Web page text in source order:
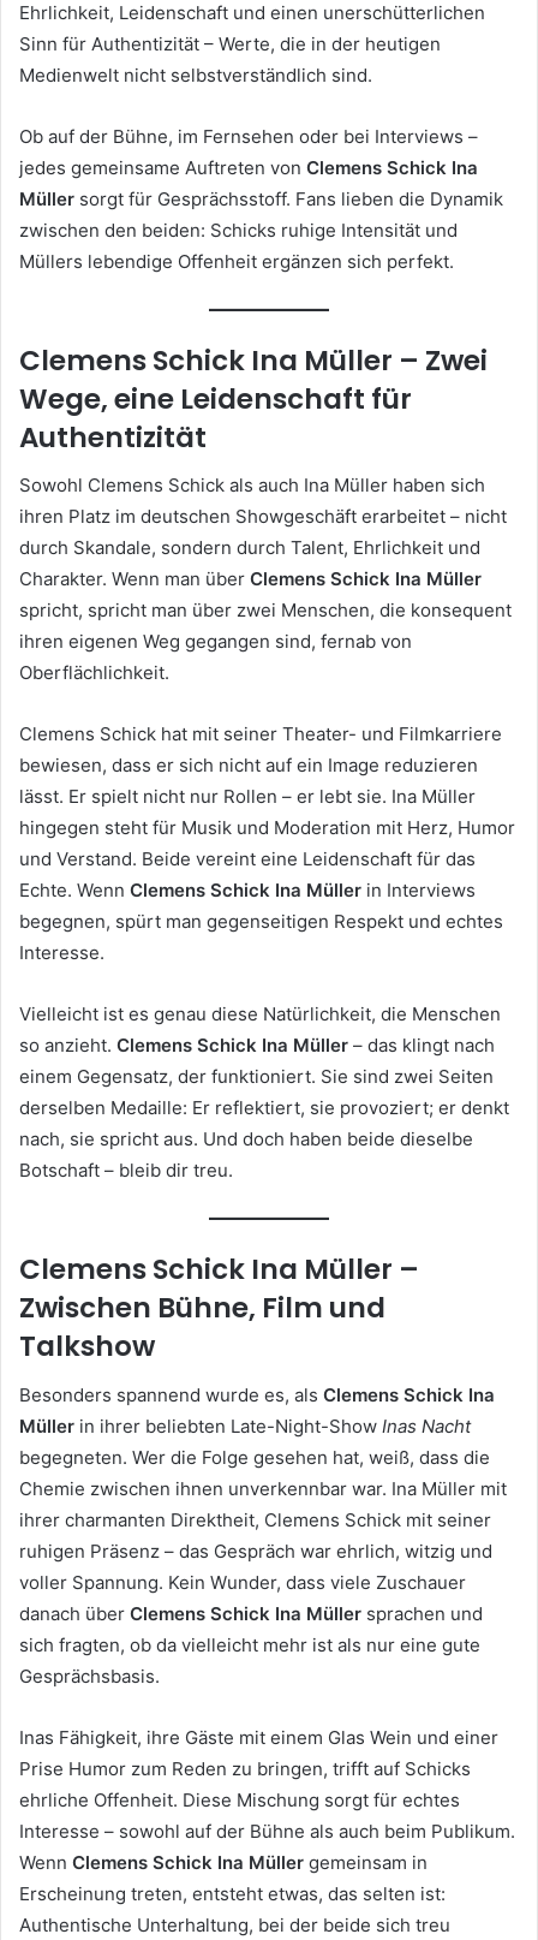
Ehrlichkeit, Leidenschaft und einen unerschütterlichen
Sinn für Authentizität – Werte, die in der heutigen
Medienwelt nicht selbstverständlich sind.
Ob auf der Bühne, im Fernsehen oder bei Interviews –
jedes gemeinsame Auftreten von Clemens Schick Ina
Müller sorgt für Gesprächsstoff. Fans lieben die Dynamik
zwischen den beiden: Schicks ruhige Intensität und
Müllers lebendige Offenheit ergänzen sich perfekt.
Clemens Schick Ina Müller – Zwei
Wege, eine Leidenschaft für
Authentizität
Sowohl Clemens Schick als auch Ina Müller haben sich
ihren Platz im deutschen Showgeschäft erarbeitet – nicht
durch Skandale, sondern durch Talent, Ehrlichkeit und
Charakter. Wenn man über Clemens Schick Ina Müller
spricht, spricht man über zwei Menschen, die konsequent
ihren eigenen Weg gegangen sind, fernab von
Oberflächlichkeit.
Clemens Schick hat mit seiner Theater- und Filmkarriere
bewiesen, dass er sich nicht auf ein Image reduzieren
lässt. Er spielt nicht nur Rollen – er lebt sie. Ina Müller
hingegen steht für Musik und Moderation mit Herz, Humor
und Verstand. Beide vereint eine Leidenschaft für das
Echte. Wenn Clemens Schick Ina Müller in Interviews
begegnen, spürt man gegenseitigen Respekt und echtes
Interesse.
Vielleicht ist es genau diese Natürlichkeit, die Menschen
so anzieht. Clemens Schick Ina Müller – das klingt nach
einem Gegensatz, der funktioniert. Sie sind zwei Seiten
derselben Medaille: Er reflektiert, sie provoziert; er denkt
nach, sie spricht aus. Und doch haben beide dieselbe
Botschaft – bleib dir treu.
Clemens Schick Ina Müller –
Zwischen Bühne, Film und
Talkshow
Besonders spannend wurde es, als Clemens Schick Ina
Müller in ihrer beliebten Late-Night-Show Inas Nacht
begegneten. Wer die Folge gesehen hat, weiß, dass die
Chemie zwischen ihnen unverkennbar war. Ina Müller mit
ihrer charmanten Direktheit, Clemens Schick mit seiner
ruhigen Präsenz – das Gespräch war ehrlich, witzig und
voller Spannung. Kein Wunder, dass viele Zuschauer
danach über Clemens Schick Ina Müller sprachen und
sich fragten, ob da vielleicht mehr ist als nur eine gute
Gesprächsbasis.
Inas Fähigkeit, ihre Gäste mit einem Glas Wein und einer
Prise Humor zum Reden zu bringen, trifft auf Schicks
ehrliche Offenheit. Diese Mischung sorgt für echtes
Interesse – sowohl auf der Bühne als auch beim Publikum.
Wenn Clemens Schick Ina Müller gemeinsam in
Erscheinung treten, entsteht etwas, das selten ist:
Authentische Unterhaltung, bei der beide sich treu